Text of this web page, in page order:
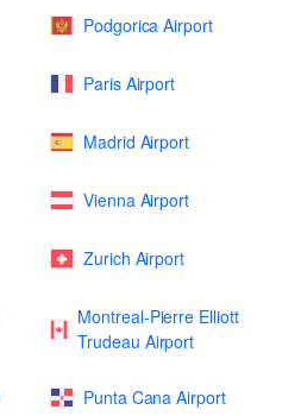
Podgorica Airport
Paris Airport
Madrid Airport
Vienna Airport
Zurich Airport
Montreal-Pierre Elliott
Trudeau Airport
Punta Cana Airport